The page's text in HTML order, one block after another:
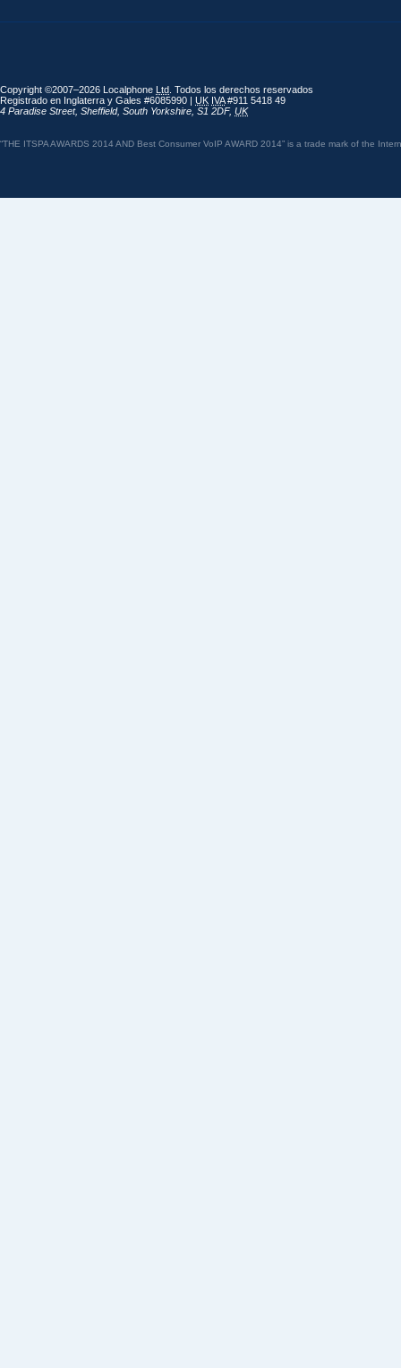
Copyright ©2007–2026 Localphone Ltd . Todos los derechos reservados
Registrado en Inglaterra y Gales #6085990 | UK IVA#911 5418 49
4 Paradise Street, Sheffield, South Yorkshire S1 2DF, UK
“THE ITSPA AWARDS 2014 AND Best Consumer VoIP AWARD 2014” is a trade mark of the